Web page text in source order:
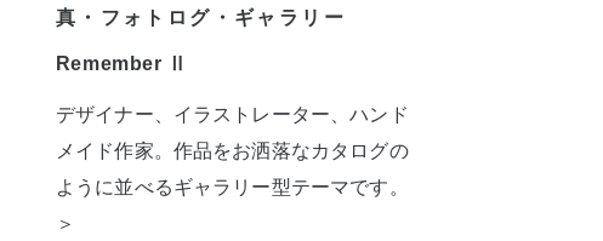
真・フォトログ・ギャラリー
Remember Ⅱ
デザイナー、イラストレーター、ハンド
メイド作家。作品をお洒落なカタログの
ように並べるギャラリー型テーマです。
＞